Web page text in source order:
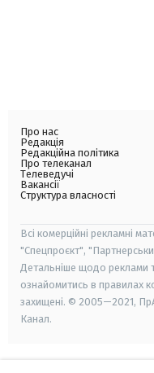
Про нас
Редакція
Редакційна політика
Про телеканал
Телеведучі
Вакансії
Структура власності
Всі комерційні рекламні
"Спецпроєкт",
Детальніше щодо реклами
ознайомитись в правилах
захищені. © 2005—2021,
Канал.